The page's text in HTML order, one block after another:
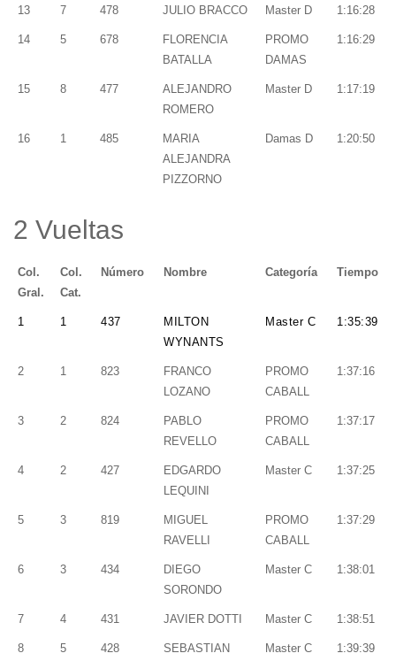
13 7 478 JULIO BRACCO Master D 1:16:28
14 5 678
FLORENCIA
BATALLA
PROMO
DAMAS
1:16:29
15 8 477
ALEJANDRO
ROMERO
Master D 1:17:19
16 1 485
MARIA
ALEJANDRA
PIZZORNO
Damas D 1:20:50
2 Vueltas
Col.
Gral.
Col.
Cat.
Número Nombre Categoría Tiempo
1 1 437
MILTON
WYNANTS
Master C 1:35:39
2 1 823
FRANCO
LOZANO
PROMO
CABALL
1:37:16
3 2 824
PABLO
REVELLO
PROMO
CABALL
1:37:17
4 2 427
EDGARDO
LEQUINI
Master C 1:37:25
5 3 819
MIGUEL
RAVELLI
PROMO
CABALL
1:37:29
6 3 434
DIEGO
SORONDO
Master C 1:38:01
7 4 431 JAVIER DOTTI Master C 1:38:51
8 5 428
SEBASTIAN
Master C 1:39:39